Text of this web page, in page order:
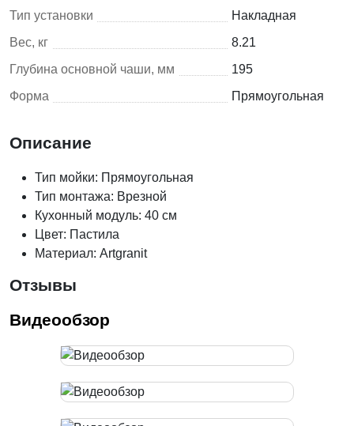
Тип установки
Накладная
Вес, кг
8.21
Глубина основной чаши, мм
195
Форма
Прямоугольная
Описание
Тип мойки: Прямоугольная
Тип монтажа: Врезной
Кухонный модуль: 40 см
Цвет: Пастила
Материал: Artgranit
Отзывы
Видеообзор